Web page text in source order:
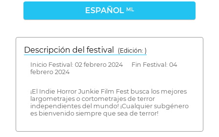
ESPAÑOL ML
Descripción del festival
( Edición: )
Inicio Festival: 02 febrero 2024 Fin Festival: 04
febrero 2024
¡El Indie Horror Junkie Film Fest busca los mejores
largometrajes o cortometrajes de terror
independientes del mundo! ¡Cualquier subgénero
es bienvenido siempre que sea de terror!